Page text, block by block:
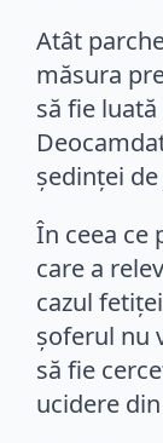
Atât
măsura
să fie
ședinței
În ceea ce
care a
cazul
șoferul nu
să fie
ucidere